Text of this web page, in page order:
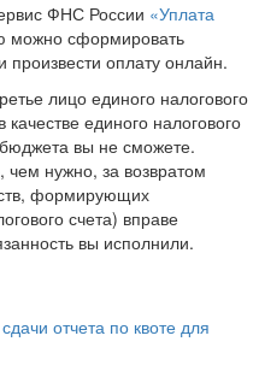
ФНС России «Уплата
можно сформировать
оплату онлайн.
лицо единого налогового
единого налогового
бюджета вы не сможете.
нужно, за возвратом
формирующих
счета) вправе
вы исполнили.
отчета по квоте для